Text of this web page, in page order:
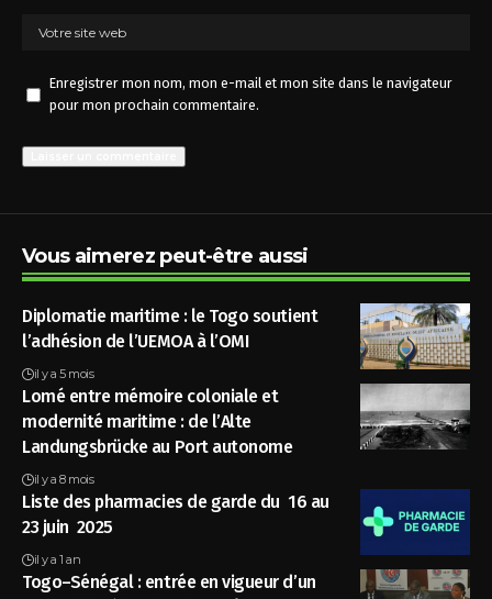
Enregistrer mon nom, mon e-mail et mon site dans le navigateur
pour mon prochain commentaire.
Vous aimerez peut-être aussi
Diplomatie maritime : le Togo soutient
l’adhésion de l’UEMOA à l’OMI
il y a 5 mois
Lomé entre mémoire coloniale et
modernité maritime : de l’Alte
Landungsbrücke au Port autonome
il y a 8 mois
Liste des pharmacies de garde du 16 au
23 juin 2025
il y a 1 an
Togo–Sénégal : entrée en vigueur d’un